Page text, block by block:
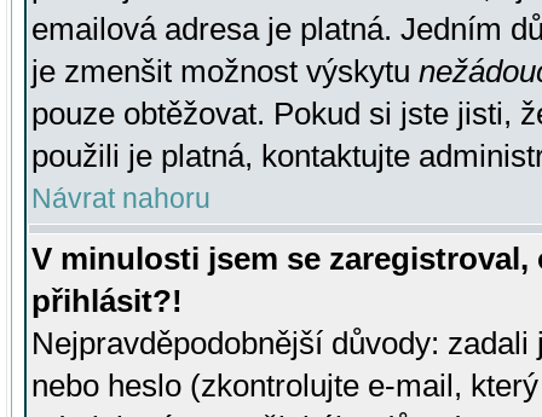
emailová adresa je platná. Jedním
je zmenšit možnost výskytu
pouze obtěžovat. Pokud si jste jisti,
použili je platná, kontaktujte
Návrat nahoru
V minulosti jsem se
přihlásit?!
Nejpravděpodobnější důvody:
nebo heslo (zkontrolujte e-mail,